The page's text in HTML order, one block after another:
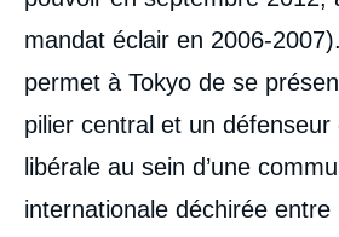
mandat éclair en 2006-
permet à Tokyo de se
pilier central et un
libérale au sein d’une
internationale déchirée